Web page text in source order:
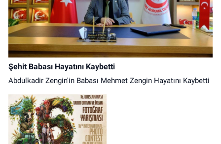
Şehit Babası Hayatını Kaybetti
Abdulkadir Zengin'in Babası Mehmet Zengin Hayatını Kaybetti